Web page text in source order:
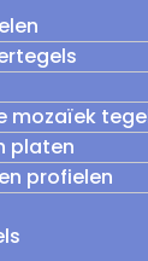
mozaïek
platen
profielen